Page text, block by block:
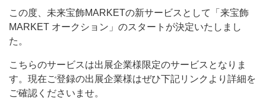
この度、未来宝飾MARKETの新サービスとして「来宝飾
MARKET オークション」のスタートが決定いたしまし
た。
こちらのサービスは出展企業様限定のサービスとなりま
す。現在ご登録の出展企業様はぜひ下記リンクより詳細を
ご確認くださいませ。